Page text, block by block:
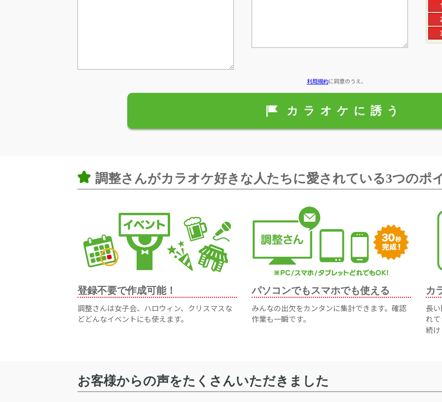
利用規約に同意のうえ、
調整さんがカラオケ好きな人たちに愛されている3つのポ
登録不要で作成可能！
調整さんは女子会、ハロウィン、クリスマスな
どどんなイベントにも使えます。
パソコンでもスマホでも使える
みんなの出欠をカンタンに集計できます。確認
作業も一瞬です。
カ
長
れ
続
お客様からの声をたくさんいただきました